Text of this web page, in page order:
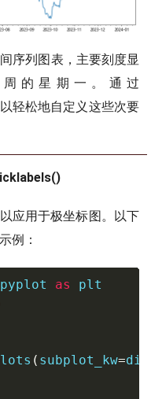
序列图表，主要刻度显
的星期一。通过
以轻松地自定义这些次要
应用于极坐标图。以下
例：
pyplot as
( subplot_kw=